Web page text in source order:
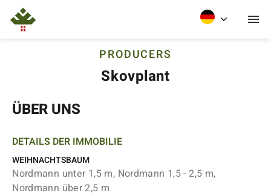
PRODUCERS
Skovplant
ÜBER UNS
DETAILS DER IMMOBILIE
WEIHNACHTSBAUM
Nordmann unter 1,5 m, Nordmann 1,5 - 2,5 m,
Nordmann über 2,5 m